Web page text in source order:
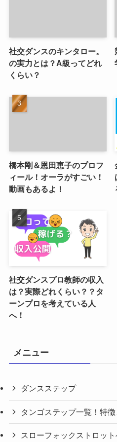
社交ダンスのキンタロー。
の実力とは？A級ってどれ
くらい？
橋本剛＆恩田恵子のプロフ
ィール！オーラがすごい！
動画もあるよ！
社交ダンスプロ教師の収入
は？実際どれくらい？？タ
ーンプロを考えている人
へ！
メニュー
ダンスステップ
タンゴステップ一覧！特
スローフォックストロッ